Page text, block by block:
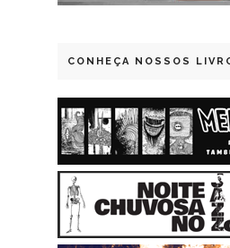
CONHEÇA NOSSOS